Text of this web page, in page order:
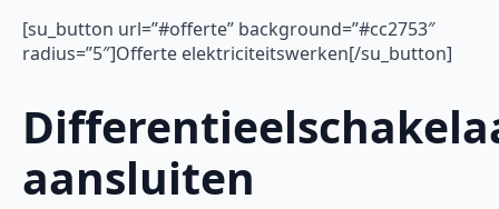
[su_button url=”#offerte” background=”#cc2753″
radius=”5″]Offerte elektriciteitswerken[/su_button]
aansluiten